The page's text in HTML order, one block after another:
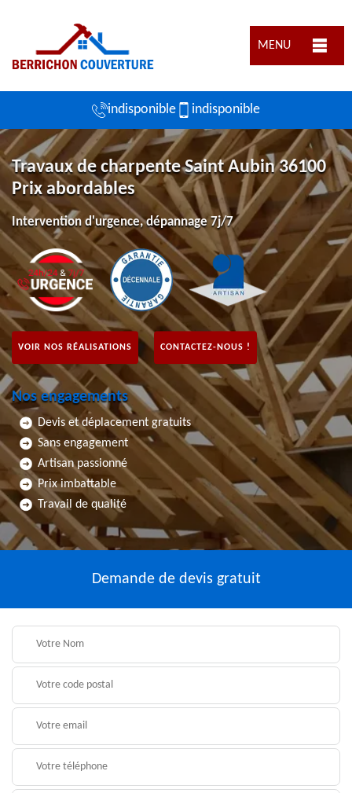
MENU
indisponible indisponible
Travaux de charpente Saint Aubin 36100
Prix abordables
Intervention d'urgence, dépannage 7j/7
VOIR NOS RÉALISATIONS CONTACTEZ-NOUS !
Nos engagements
Devis et déplacement gratuits
Sans engagement
Artisan passionné
Prix imbattable
Travail de qualité
Demande de devis gratuit